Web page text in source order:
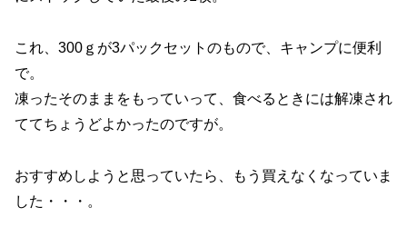
これ、300ｇが3パックセットのもので、キャンプに便利
で。
凍ったそのままをもっていって、食べるときには解凍され
ててちょうどよかったのですが。
おすすめしようと思っていたら、もう買えなくなっていま
した・・・。